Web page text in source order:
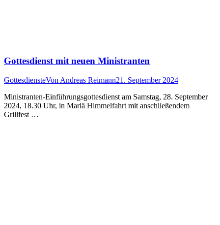
Gottesdienst mit neuen Ministranten
GottesdiensteVon Andreas Reimann21. September 2024
Ministranten-Einführungsgottesdienst am Samstag, 28. September
2024, 18.30 Uhr, in Mariä Himmelfahrt mit anschließendem
Grillfest …